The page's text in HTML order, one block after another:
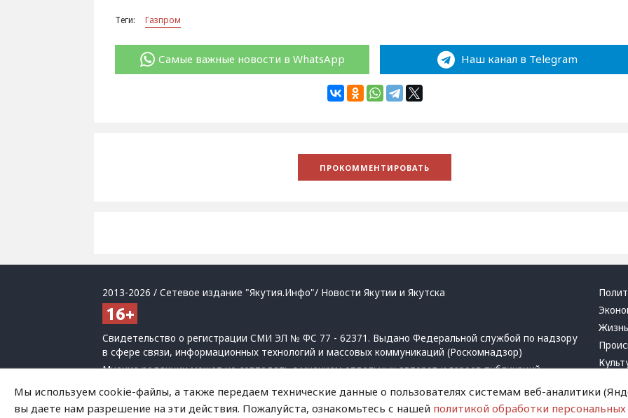
Теги: Газпром
Самые важные новости в WhatsApp Наш канал в Telegram
2013-2026 / Сетевое издание "Якутия.Инфо"/ Новости Якутии и Якутска
Свидетельство о регистрации СМИ ЭЛ № ФС 77 - 62371. Выдано Федеральной службой по надзору
в сфере связи, информационных технологий и массовых коммуникаций (Роскомнадзор)
Мнение редакции может не совпадать с мнением отдельных авторов и героев публикаций.
При использовании материалов обязательна активная ссылка на сайт.
Политика обработки персональных данных
Мы используем cookie-файлы, а также передаем технические данные о пользователях системам веб-аналитики
вы даете нам разрешение на эти действия. Пожалуйста, ознакомьтесь с нашей политикой обработки